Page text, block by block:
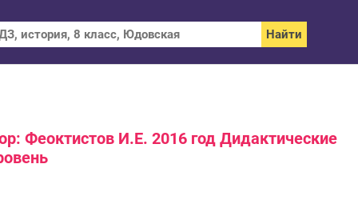
Феоктистов И.Е. 2016 год Дидактические